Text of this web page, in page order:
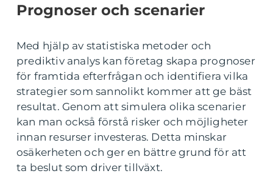
Prognoser och scenarier
Med hjälp av statistiska metoder och
prediktiv analys kan företag skapa prognoser
för framtida efterfrågan och identifiera vilka
strategier som sannolikt kommer att ge bäst
resultat. Genom att simulera olika scenarier
kan man också förstå risker och möjligheter
innan resurser investeras. Detta minskar
osäkerheten och ger en bättre grund för att
ta beslut som driver tillväxt.